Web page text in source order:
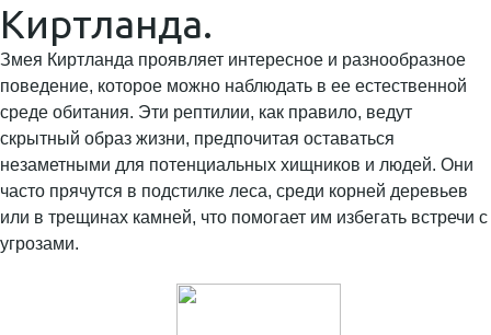
Киртланда.
Змея Киртланда проявляет интересное и разнообразное
поведение, которое можно наблюдать в ее естественной
среде обитания. Эти рептилии, как правило, ведут
скрытный образ жизни, предпочитая оставаться
незаметными для потенциальных хищников и людей. Они
часто прячутся в подстилке леса, среди корней деревьев
или в трещинах камней, что помогает им избегать встречи с
угрозами.